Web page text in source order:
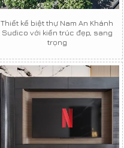
Thiết kế biệt thự Nam An Khánh
Sudico với kiến trúc đẹp, sang
trọng